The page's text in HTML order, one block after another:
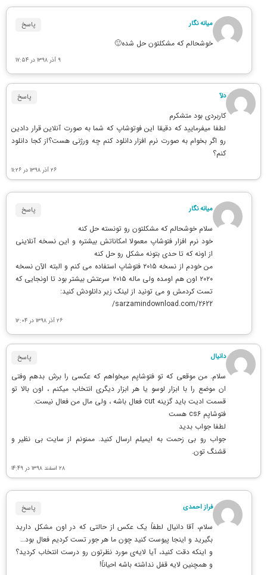
میانه نگار پاسخ
خوشحالم که مشکلتون حل شده🙂
۹ آذر ۱۳۹۸ در ۱۷:۵۴
دلآ پاسخ
کاربردی بود متشکرم
لطفا میفرمایید که دقیقا این فوتوشاپ که شما به صورت آنلاین قرار دادین
رو اگر بخوام به صورت نرم افزار دانلود کنم چه ورژنی هست؟از کجا دانلود
کنم؟
۲۶ آذر ۱۳۹۸ در ۱۱:۲۶
میانه نگار پاسخ
سلام خوشحالم که مشکلتون رو تونسته حل کنه
خود نرم افزار فتوشاپ معمولا امکاناتش بیشتره و این نسخه آنلاینی
از اونه که تا حدی بتونه مشکل رو حل کنه
من خودم از نسخه ۲۰۱۵ فتوشاپ استفاده می کنم و البته الآن نسخه
۲۰۲۰ اون هم اومده ولی ماله ۲۰۱۵ سرعتش بیشتر بود تا اونجایی که
تست کردمش و می تونید از لینک زیر دانلودش کنید:
sarzamindownload.com/2622/
۲۶ آذر ۱۳۹۸ در ۱۲:۰۴
دانیال پاسخ
سلام. من موقعی که تو فتوشاپم میخواهم که عکسی را برش بدهم وفتی
ان موضع را با ابزار لوسو یا هر ابزار دیگری انتخاب میکنم ، اون بالا تو
قسمت ادیت باید گزینه cut فعال باشه ، ولی مال من فعال نیست.
فتوشاپم cs6 هست
لطفا جواب بدید
جواب رو بی زحمت به ایمیلم ارسال کنید. ممنونم از سایت بی نظیر و
قشنگ تون.
۲۸ اسفند ۱۳۹۸ در ۱۴:۴۹
فراز احمدی پاسخ
سلام، آقا دانیال لطفاً یک عکس از حالتی که در اون مشکل دارید
بگیرید و اینجا پیوست کنید چون ما هر جور تست کردیم فعال بود…
و اینکه دقت کنید، آیا لایه‌ی مورد نظرتون رو درست انتخاب کردید؟
و همچنین لایه قفل نداشته باشه احیاناً!